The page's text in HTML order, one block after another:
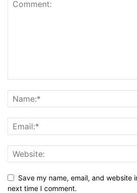
Save my name, email, and website
next time I comment.